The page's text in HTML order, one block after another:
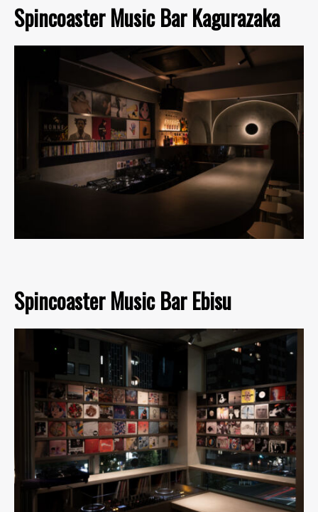
Spincoaster Music Bar Kagurazaka
Spincoaster Music Bar Ebisu